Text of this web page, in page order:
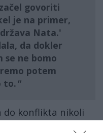
govoriti
je na primer,
Nata.'
da dokler
se ne bomo
potem
to.
do konflikta nikoli